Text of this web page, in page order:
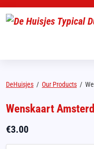
DeHuisjes / Our Products /
Wenskaart
€3.00